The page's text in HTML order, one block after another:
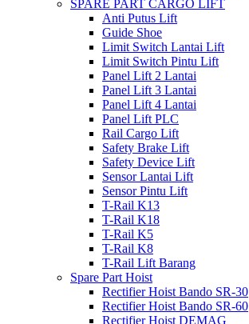
SPARE PART CARGO LIFT
Anti Putus Lift
Guide Shoe
Limit Switch Lantai Lift
Limit Switch Pintu Lift
Panel Lift 2 Lantai
Panel Lift 3 Lantai
Panel Lift 4 Lantai
Panel Lift PLC
Rail Cargo Lift
Safety Brake Lift
Safety Device Lift
Sensor Lantai Lift
Sensor Pintu Lift
T-Rail K13
T-Rail K18
T-Rail K5
T-Rail K8
T-Rail Lift Barang
Spare Part Hoist
Rectifier Hoist Bando SR-30
Rectifier Hoist Bando SR-60
Rectifier Hoist DEMAG